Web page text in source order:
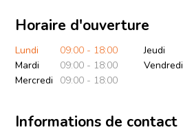
Horaire d'ouverture
Lundi
09:00 - 18:00
Mardi
09:00 - 18:00
Mercredi
09:00 - 18:00
Jeudi
Vendredi
Informations de contact